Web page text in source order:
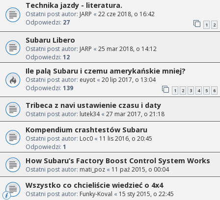
Technika jazdy - literatura.
Ostatni post autor: JARP « 22 cze 2018, o 16:42
Odpowiedzi: 27 1 2
Subaru Libero
Ostatni post autor: JARP « 25 mar 2018, o 14:12
Odpowiedzi: 12
Ile palą Subaru i czemu amerykańskie mniej?
Ostatni post autor: euyot « 20 lip 2017, o 13:04
Odpowiedzi: 139 1 2 3 4 5 6
Tribeca z navi ustawienie czasu i daty
Ostatni post autor: lutek34« 27 mar 2017, o 21:18
Kompendium crashtestów Subaru
Ostatni post autor: Loc0 « 11 lis 2016, o 20:45
Odpowiedzi: 1
How Subaru’s Factory Boost Control System Works
Ostatni post autor: mati_poz « 11 paź 2015, o 00:04
Wszystko co chcieliście wiedzieć o 4x4
Ostatni post autor: Funky-Koval « 15 sty 2015, o 22:45